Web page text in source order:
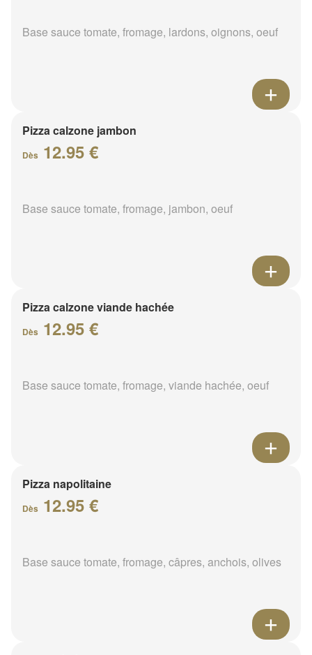
Base sauce tomate, fromage, lardons, oignons, oeuf
Pizza calzone jambon
Dès 12.95 €
Base sauce tomate, fromage, jambon, oeuf
Pizza calzone viande hachée
Dès 12.95 €
Base sauce tomate, fromage, viande hachée, oeuf
Pizza napolitaine
Dès 12.95 €
Base sauce tomate, fromage, câpres, anchois, olives